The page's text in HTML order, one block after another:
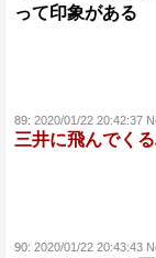
って印象がある
89: 2020/01/22 20:42:37
三井に飛んでく
90: 2020/01/22 20:43:43